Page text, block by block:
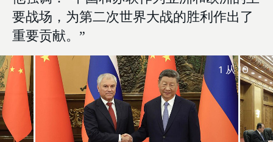
要战场，为第二次世界大战的胜利作出了
重要贡献。”
1 从 10